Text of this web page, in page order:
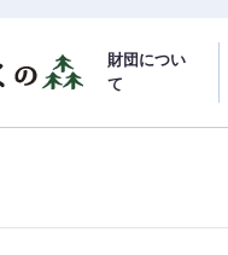
財団につい
て